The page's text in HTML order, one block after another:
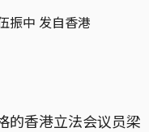
振中 发自香港
的香港立法会议员梁